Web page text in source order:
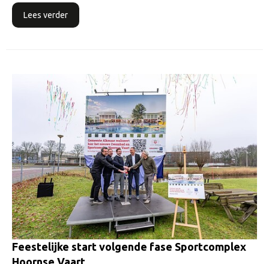
Lees verder
Feestelijke start volgende fase Sportcomplex